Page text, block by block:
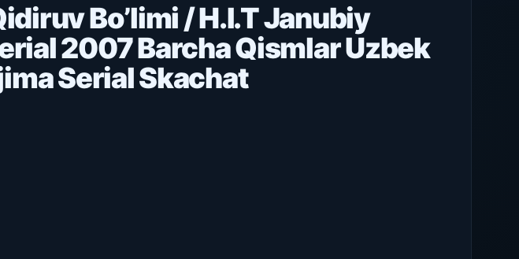
Bo’limi / H.I.T Janubiy
2007 Barcha Qismlar Uzbek
Serial Skachat